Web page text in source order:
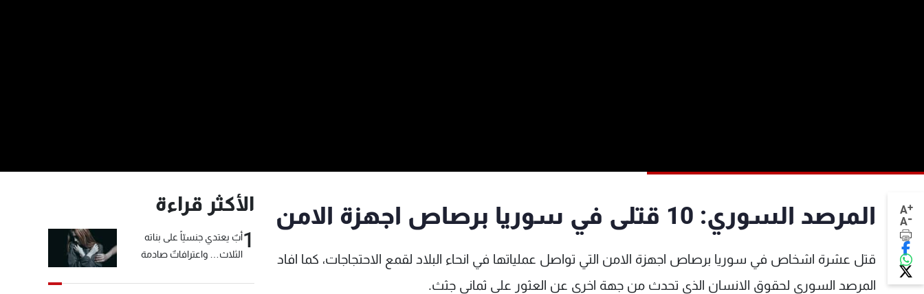
A+
A- المرصد السوري: 10 قتلى في سوريا برصاص اجهزة الامن
قتل عشرة اشخاص في سوريا برصاص اجهزة الامن التي تواصل عملياتها في انحاء البلاد لقمع الاحتجاجات، كما افاد
المرصد السوري لحقوق الانسان الذي تحدث من جهة اخرى عن العثور على ثماني جثث.
الأكثر قراءة
1أبٌ يعتدي جنسيّاً على بناته
الثلاث… واعترافاتٌ صادمة